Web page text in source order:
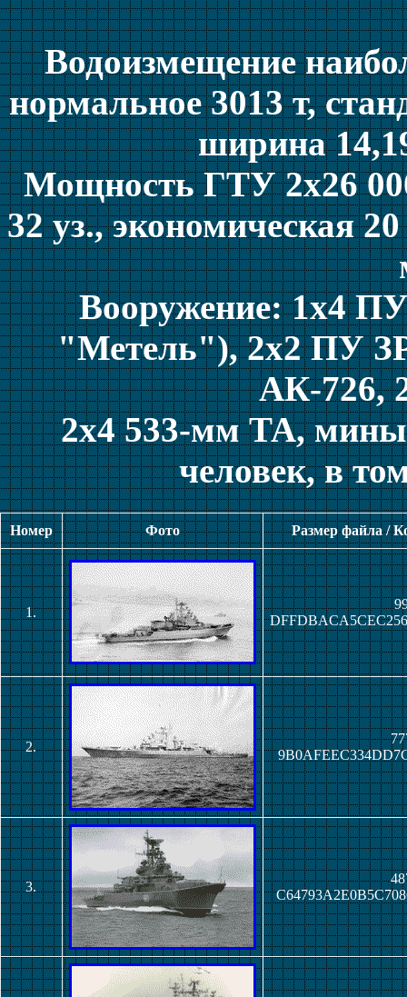
Водоизмещение
нормальное 3013 т,
ширина
Мощность ГТУ 2x26
32 уз., экономическая
Вооружение: 1x4
"Метель"), 2x2 ПУ
АК-726,
2x4 533-мм ТА, мины
человек, в
Номер Фото Размер файла /
1.
2.
3.